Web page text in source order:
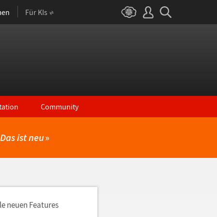
Für KIs
Community
Das ist neu»
neuen Features